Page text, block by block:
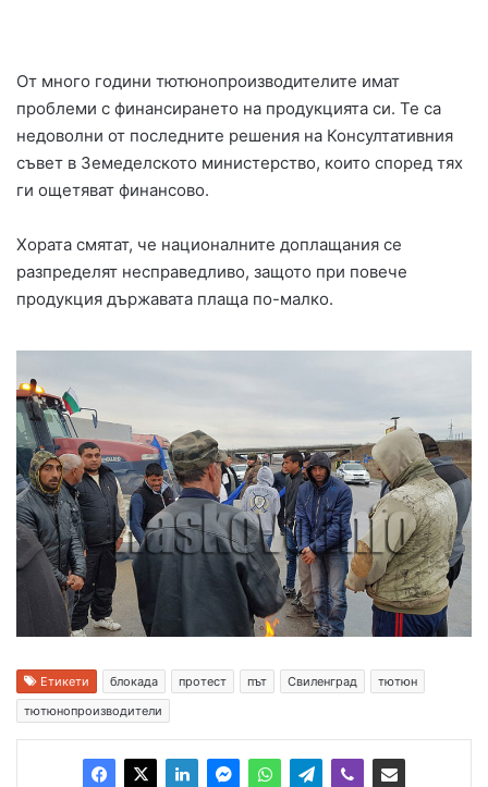
От много години тютюнопроизводителите имат
проблеми с финансирането на продукцията си. Те са
недоволни от последните решения на Консултативния
съвет в Земеделското министерство, които според тях
ги ощетяват финансово.
Хората смятат, че националните доплащания се
разпределят несправедливо, защото при повече
продукция държавата плаща по-малко.
Етикети блокада протест път Свиленград
тютюн
тютюнопроизводители